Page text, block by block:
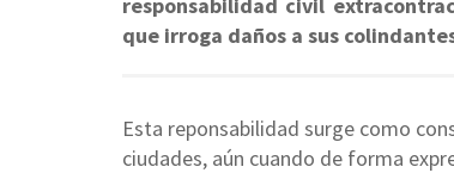
que irroga daños a sus
Esta reponsabilidad surge como
ciudades, aún cuando de forma